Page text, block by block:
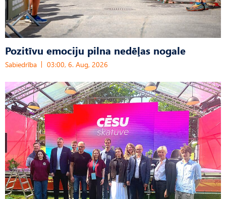
Pozitīvu emociju pilna nedēļas nogale
Sabiedrība 03:00, 6. Aug, 2026